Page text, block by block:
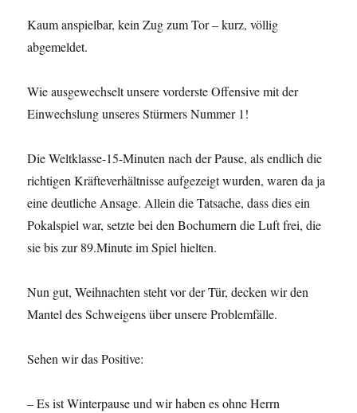
Kaum anspielbar, kein Zug zum Tor – kurz, völlig
abgemeldet.
Wie ausgewechselt unsere vorderste Offensive mit der
Einwechslung unseres Stürmers Nummer 1!
Die Weltklasse-15-Minuten nach der Pause, als endlich die
richtigen Kräfteverhältnisse aufgezeigt wurden, waren da ja
eine deutliche Ansage. Allein die Tatsache, dass dies ein
Pokalspiel war, setzte bei den Bochumern die Luft frei, die
sie bis zur 89.Minute im Spiel hielten.
Nun gut, Weihnachten steht vor der Tür, decken wir den
Mantel des Schweigens über unsere Problemfälle.
Sehen wir das Positive:
– Es ist Winterpause und wir haben es ohne Herrn